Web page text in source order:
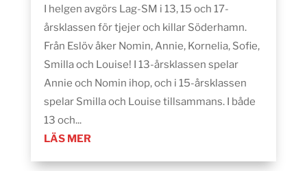
I helgen avgörs Lag-SM i 13, 15 och 17-
årsklassen för tjejer och killar Söderhamn.
Från Eslöv åker Nomin, Annie, Kornelia, Sofie,
Smilla och Louise! I 13-årsklassen spelar
Annie och Nomin ihop, och i 15-årsklassen
spelar Smilla och Louise tillsammans. I både
13 och...
LÄS MER